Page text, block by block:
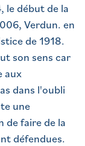
le début de la
Verdun. en
de 1918.
son sens car
aux
dans l'oubli
une
de faire de la
défendues.